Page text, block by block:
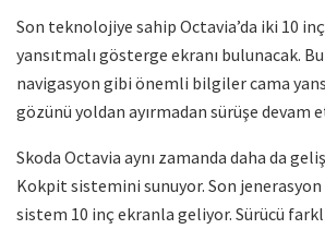
Son teknolojiye sahip Octavia’da iki 10
yansıtmalı gösterge ekranı bulunacak.
navigasyon gibi önemli bilgiler cama
gözünü yoldan ayırmadan sürüşe devam
Skoda Octavia aynı zamanda daha da
Kokpit sistemini sunuyor. Son
sistem 10 inç ekranla geliyor. Sürücü